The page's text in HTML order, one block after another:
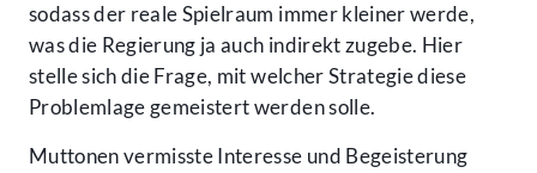
sodass der reale Spielraum immer kleiner werde,
was die Regierung ja auch indirekt zugebe. Hier
stelle sich die Frage, mit welcher Strategie diese
Problemlage gemeistert werden solle.
Muttonen vermisste Interesse und Begeisterung